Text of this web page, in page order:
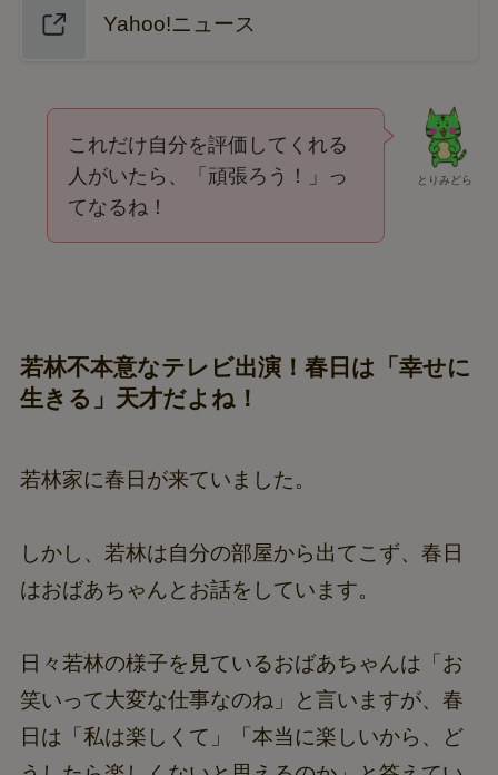
Yahoo!ニュース
とりみどら
これだけ自分を評価してくれる
人がいたら、「頑張ろう！」っ
てなるね！
若林不本意なテレビ出演！春日は「幸せに
生きる」天才だよね！
若林家に春日が来ていました。
しかし、若林は自分の部屋から出てこず、春日
はおばあちゃんとお話をしています。
日々若林の様子を見ているおばあちゃんは「お
笑いって大変な仕事なのね」と言いますが、春
日は「私は楽しくて」「本当に楽しいから、ど